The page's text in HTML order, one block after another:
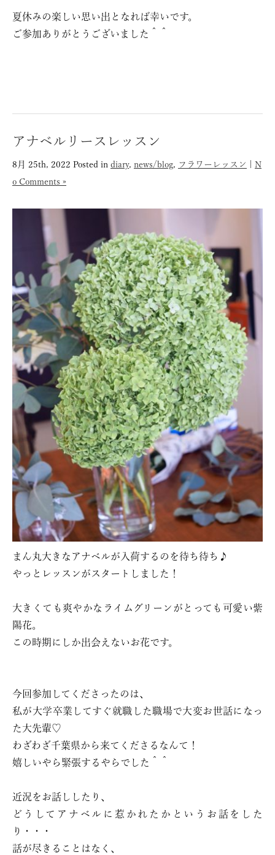
夏休みの楽しい思い出となれば幸いです。
ご参加ありがとうございました＾＾
アナベルリースレッスン
8月 25th, 2022 Posted in diary, news/blog, フラワーレッスン
N
o Comments »
まん丸大きなアナベルが入荷するのを待ち待ち♪
やっとレッスンがスタートしました！
大きくても爽やかなライムグリーンがとっても可愛い紫
陽花。
この時期にしか出会えないお花です。
今回参加してくださったのは、
私が大学卒業してすぐ就職した職場で大変お世話になっ
た大先輩♡
わざわざ千葉県から来てくださるなんて！
嬉しいやら緊張するやらでした＾＾
近況をお話ししたり、
どうしてアナベルに惹かれたかというお話をした
り・・・
話が尽きることはなく、